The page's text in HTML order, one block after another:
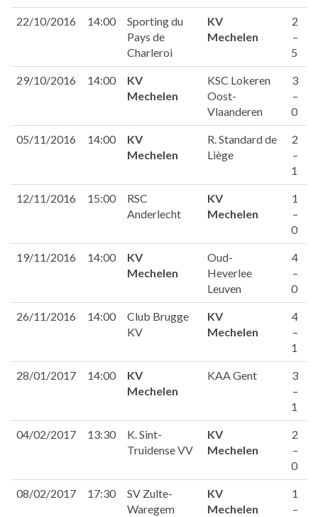
22/10/2016 14:00
Sporting du
Pays de
Charleroi
KV
Mechelen
2
–
5
29/10/2016 14:00
KV
Mechelen
KSC Lokeren
Oost-
Vlaanderen
3
–
0
05/11/2016 14:00
KV
Mechelen
R. Standard de
Liège
2
–
1
12/11/2016 15:00
RSC
Anderlecht
KV
Mechelen
1
–
0
19/11/2016 14:00
KV
Mechelen
Oud-
Heverlee
Leuven
4
–
0
26/11/2016 14:00
Club Brugge
KV
KV
Mechelen
4
–
1
28/01/2017 14:00
KV
Mechelen
KAA Gent
3
–
1
04/02/2017 13:30
K. Sint-
Truidense VV
KV
Mechelen
2
–
0
08/02/2017 17:30
SV Zulte-
Waregem
KV
Mechelen
1
–